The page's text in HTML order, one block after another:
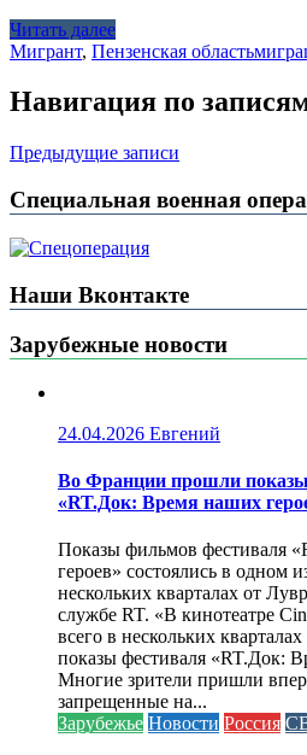
Читать далее
Мигрант, Пензенская область
Навигация по
Предыдущие записи
Специальная военная
Наши Вконтакте
Зарубежные новости
24.04.2026 Евгений
Во Франции прошли
«RT.Док: Время наших
Показы фильмов фестиваля
героев» состоялись в одном
нескольких кварталах от
службе RT. «В кинотеатре
всего в нескольких
показы фестиваля «RT.Док:
Многие зрители пришли
запрещенные на...
Зарубежье Новости Россия